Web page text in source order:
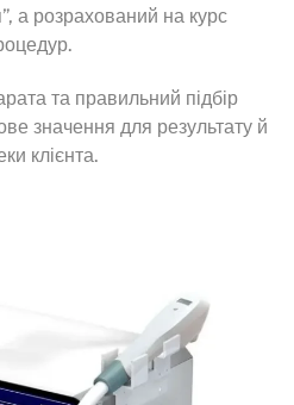
а розрахований на курс
та правильний підбір
значення для результату й
клієнта.